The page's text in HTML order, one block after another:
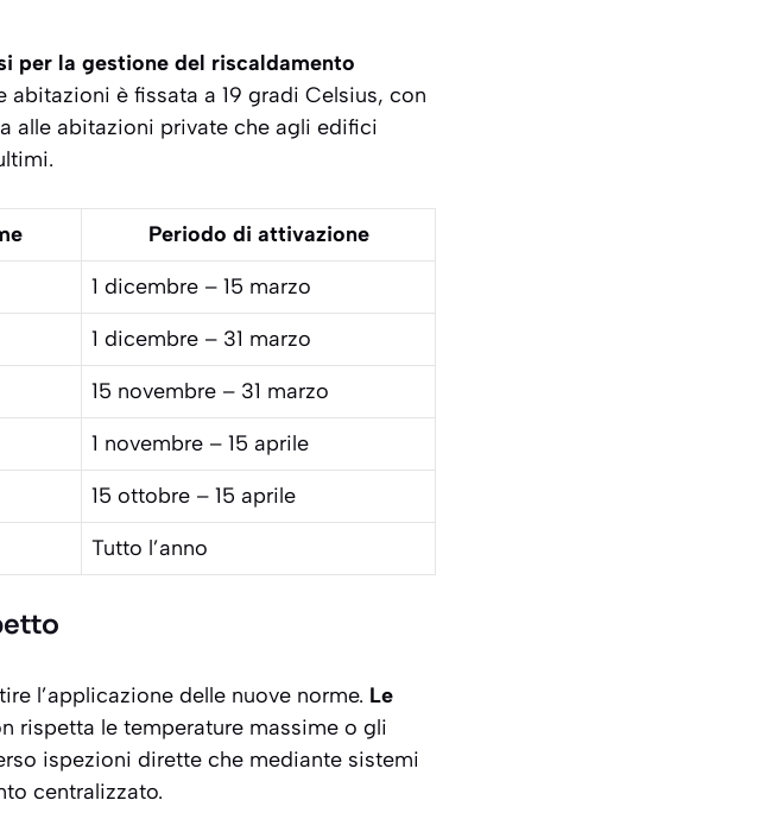
per la gestione del riscaldamento
abitazioni è fissata a 19 gradi Celsius, con
alle abitazioni private che agli edifici
Periodo di attivazione
1 dicembre – 15 marzo
1 dicembre – 31 marzo
15 novembre – 31 marzo
1 novembre – 15 aprile
15 ottobre – 15 aprile
Tutto l’anno
l’applicazione delle nuove norme. Le
rispetta le temperature massime o gli
ispezioni dirette che mediante sistemi
centralizzato.